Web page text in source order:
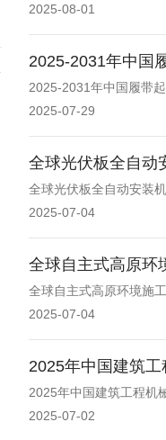
2025-08-01
2025-2031年中国
2025-2031年中国履带
2025-07-29
全球光伏板全自动
全球光伏板全自动安装
2025-07-04
全球自主式高原环
全球自主式高原环境施
2025-07-04
2025年中国建筑
2025年中国建筑工程机
2025-07-02